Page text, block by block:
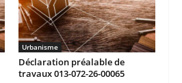
Urbanisme
Déclaration préalable de
travaux 013-072-26-00065